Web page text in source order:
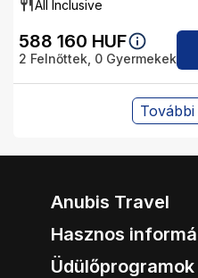
All Inclusive
588 160 HUF
2 Felnőttek, 0 Gyermekek
Anubis Travel
Hasznos
Üdülőprogramok